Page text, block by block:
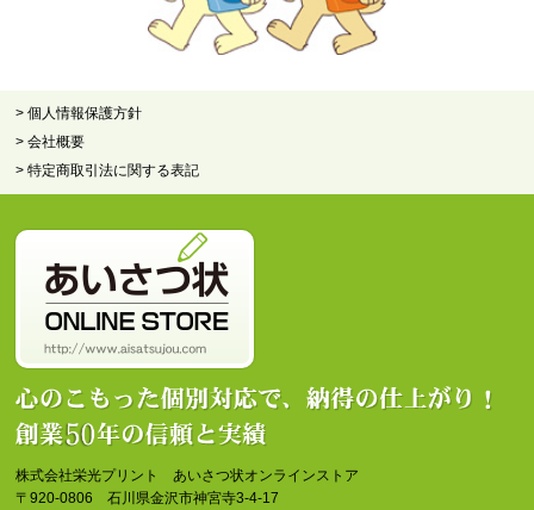
> 個人情報保護方針
> 会社概要
> 特定商取引法に関する表記
株式会社栄光プリント あいさつ状オンラインストア
〒920-0806 石川県金沢市神宮寺3-4-17